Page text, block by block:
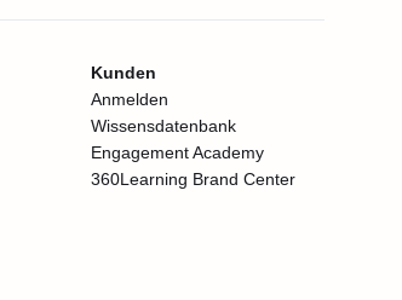
Kunden
Anmelden
Wissensdatenbank
Engagement Academy
360Learning Brand Center